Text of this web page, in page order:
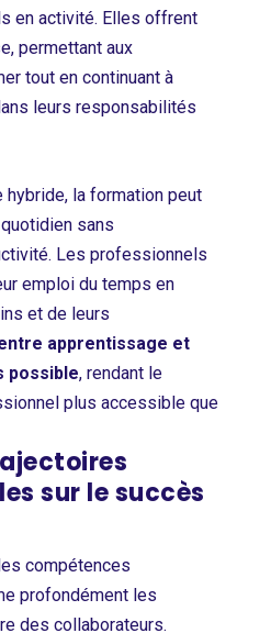
en activité. Elles offrent
permettant aux
tout en continuant à
leurs responsabilités
hybride, la formation peut
sans
Les professionnels
emploi du temps en
et de leurs
apprentissage et
possible, rendant le
plus accessible que
sur le succès
compétences
profondément les
des collaborateurs.